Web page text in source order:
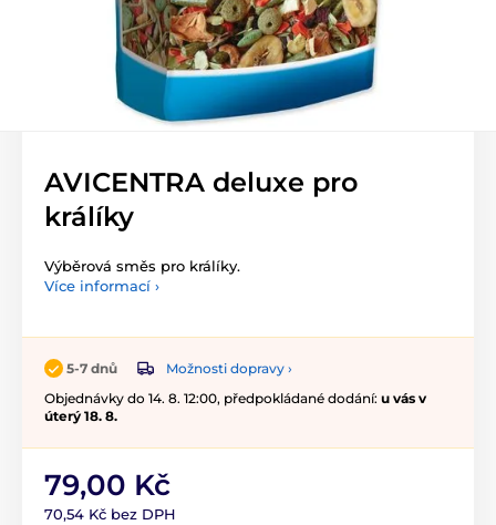
AVICENTRA deluxe pro
králíky
Výběrová směs pro králíky.
Více informací ›
5-7 dnů
Možnosti dopravy ›
Objednávky do 14. 8. 12:00, předpokládané dodání: u vás v
úterý 18. 8.
79,00 Kč
70,54 Kč bez DPH